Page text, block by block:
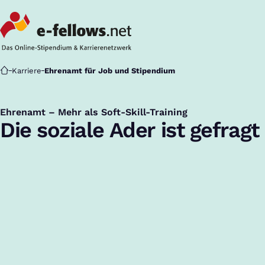
Startseite
Karriere Ehrenamt für Job und Stipendium
Ehrenamt – Mehr als Soft-Skill-Training
:
Die soziale Ader ist gefragt